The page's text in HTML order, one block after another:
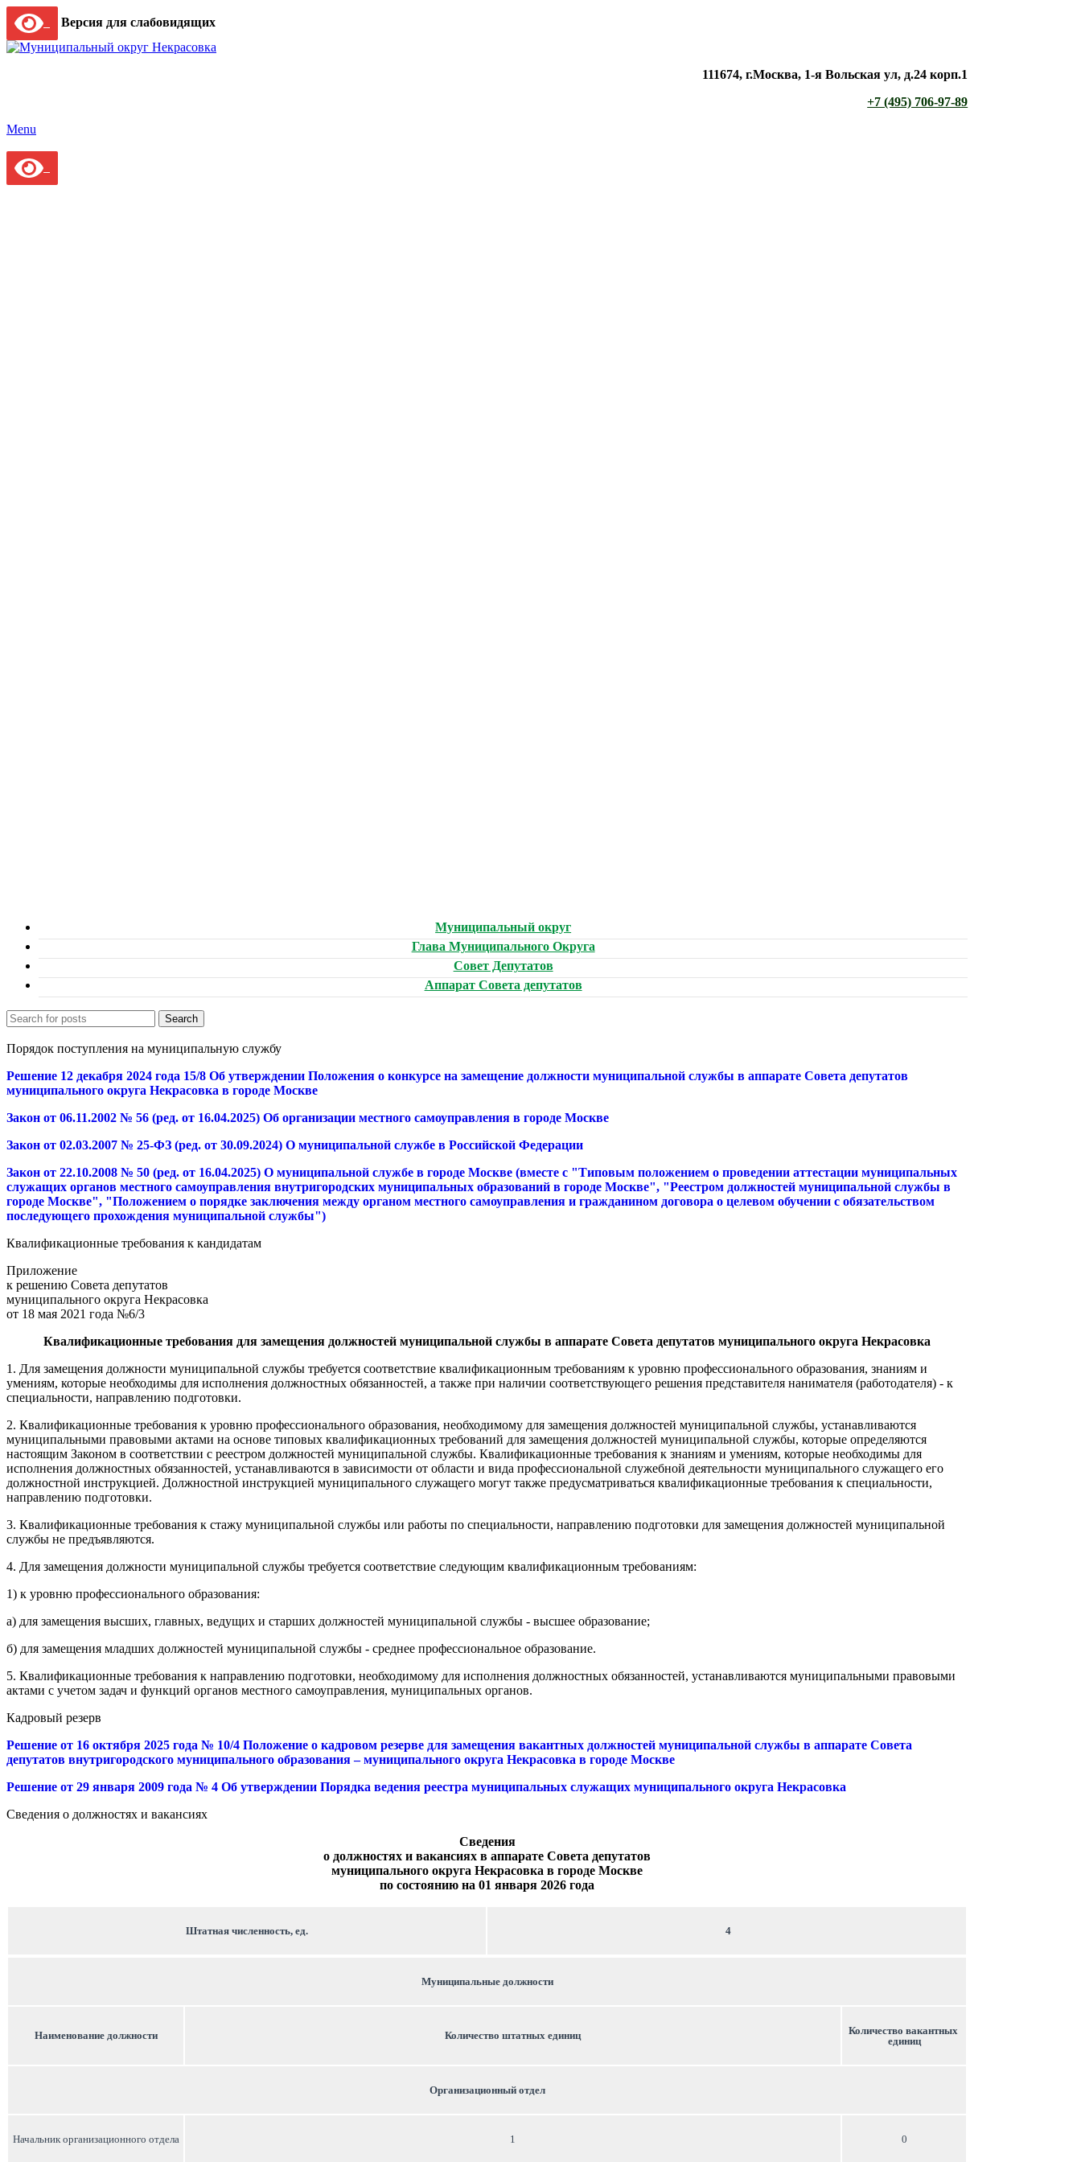
Версия для слабовидящих
111674, г.Москва, 1-я Вольская ул, д.24 корп.1
+7 (495) 706-97-89
Menu
Муниципальный округ
Глава Муниципального Округа
Совет Депутатов
Аппарат Совета депутатов
Search
Порядок поступления на муниципальную службу
Решение 12 декабря 2024 года 15/8 Об утверждении Положения о конкурсе на замещение должности муниципальной службы в аппарате Совета депутатов
муниципального округа Некрасовка в городе Москве
Закон от 06.11.2002 № 56 (ред. от 16.04.2025) Об организации местного самоуправления в городе Москве
Закон от 02.03.2007 № 25-ФЗ (ред. от 30.09.2024) О муниципальной службе в Российской Федерации
Закон от 22.10.2008 № 50 (ред. от 16.04.2025) О муниципальной службе в городе Москве (вместе с "Типовым положением о проведении аттестации муниципальных
служащих органов местного самоуправления внутригородских муниципальных образований в городе Москве", "Реестром должностей муниципальной службы в
городе Москве", "Положением о порядке заключения между органом местного самоуправления и гражданином договора о целевом обучении с обязательством
последующего прохождения муниципальной службы")
Квалификационные требования к кандидатам
Приложение
к решению Совета депутатов
муниципального округа Некрасовка
от 18 мая 2021 года №6/3
Квалификационные требования для замещения должностей муниципальной службы в аппарате Совета депутатовмуниципального округа Некрасовка
1. Для замещения должности муниципальной службы требуется соответствие квалификационным требованиям к уровню профессионального образования, знаниям и
умениям, которые необходимы для исполнения должностных обязанностей, а также при наличии соответствующего решения представителя нанимателя (работодателя) - к
специальности, направлению подготовки.
2. Квалификационные требования к уровню профессионального образования, необходимому для замещения должностей муниципальной службы, устанавливаются
муниципальными правовыми актами на основе типовых квалификационных требований для замещения должностей муниципальной службы, которые определяются
настоящим Законом в соответствии с реестром должностей муниципальной службы. Квалификационные требования к знаниям и умениям, которые необходимы для
исполнения должностных обязанностей, устанавливаются в зависимости от области и вида профессиональной служебной деятельности муниципального служащего его
должностной инструкцией. Должностной инструкцией муниципального служащего могут также предусматриваться квалификационные требования к специальности,
направлению подготовки.
3. Квалификационные требования к стажу муниципальной службы или работы по специальности, направлению подготовки для замещения должностей муниципальной
службы не предъявляются.
4. Для замещения должности муниципальной службы требуется соответствие следующим квалификационным требованиям:
1) к уровню профессионального образования:
а) для замещения высших, главных, ведущих и старших должностей муниципальной службы - высшее образование;
б) для замещения младших должностей муниципальной службы - среднее профессиональное образование.
5. Квалификационные требования к направлению подготовки, необходимому для исполнения должностных обязанностей, устанавливаются муниципальными правовыми
актами с учетом задач и функций органов местного самоуправления, муниципальных органов.
Кадровый резерв
Решение от 16 октября 2025 года № 10/4 Положение о кадровом резерве для замещения вакантных должностей муниципальной службы в аппарате Совета
депутатов внутригородского муниципального образования – муниципального округа Некрасовка в городе Москве
Решение от 29 января 2009 года № 4 Об утверждении Порядка ведения реестра муниципальных служащих муниципального округа Некрасовка
Сведения о должностях и вакансиях
Сведения
о должностях и вакансиях в аппарате Совета депутатов
муниципального округа Некрасовка в городе Москве
по состоянию на 01 января 2026 года
Штатная численность, ед. 4
Муниципальные должности
Наименование должности Количество штатных единиц
Количество вакантных
единиц
Организационный отдел
Начальник организационного отдела 1 0